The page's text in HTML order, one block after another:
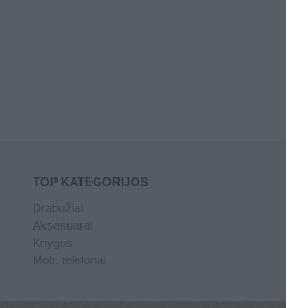
TOP KATEGORIJOS
Knygos
Mob. telefonai